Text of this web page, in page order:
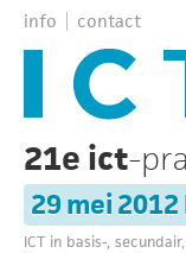
info contact
21e ict-
29 mei
ICT in basis-,